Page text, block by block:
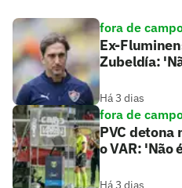
fora de
Ex-
Zubeldía:
Há 3 dias
fora de
PVC detona
o VAR: 'Não
Há 3 dias